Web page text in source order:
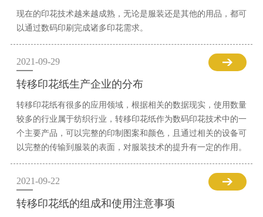
现在的印花技术越来越成熟，无论是服装还是其他的用品，都可
以通过数码印刷完成诸多印花需求。
2021-09-29
转移印花纸生产企业的分布
转移印花纸有很多的应用领域，根据相关的数据现实，使用数量
较多的行业属于纺织行业，转移印花纸作为数码印花技术中的一
个主要产品，可以完整的印制图案和颜色，且通过相关的设备可
以完整的传输到服装的表面，对服装技术的提升有一定的作用。
2021-09-22
转移印花纸的组成和使用注意事项